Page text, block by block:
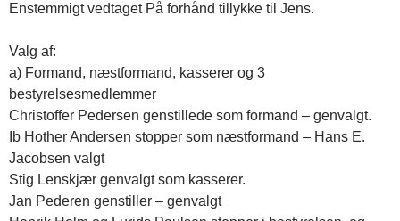
Enstemmigt vedtaget På forhånd tillykke til Jens.
Valg af:
a) Formand, næstformand, kasserer og 3
bestyrelsesmedlemmer
Christoffer Pedersen genstillede som formand – genvalgt.
Ib Hother Andersen stopper som næstformand – Hans E.
Jacobsen valgt
Stig Lenskjær genvalgt som kasserer.
Jan Pederen genstiller – genvalgt